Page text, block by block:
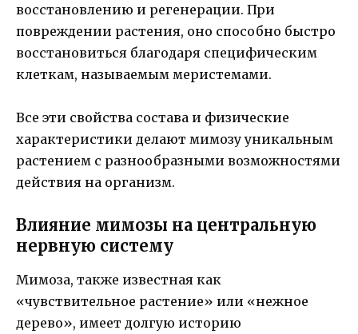
восстановлению и регенерации. При
повреждении растения, оно способно быстро
восстановиться благодаря специфическим
клеткам, называемым меристемами.
Все эти свойства состава и физические
характеристики делают мимозу уникальным
растением с разнообразными возможностями
действия на организм.
Влияние мимозы на центральную
нервную систему
Мимоза, также известная как
«чувствительное растение» или «нежное
дерево», имеет долгую историю